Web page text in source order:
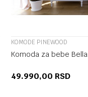
KOMODE PINEWOOD
Komoda za bebe Bella
49.990,00 RSD